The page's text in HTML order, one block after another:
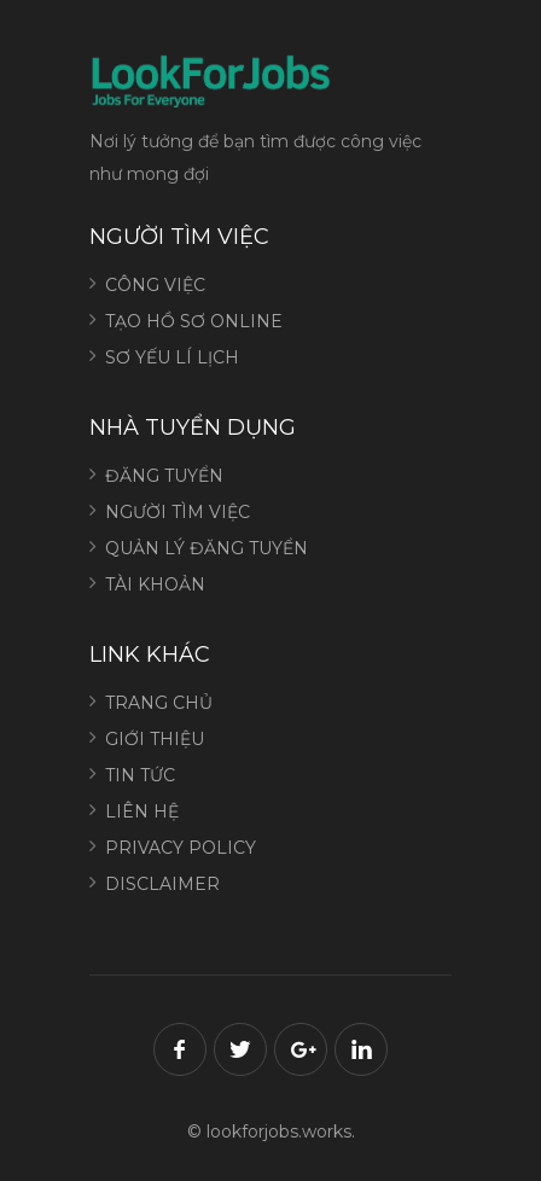
Nơi lý tưởng để bạn tìm được công việc
như mong đợi
NGƯỜI TÌM VIỆC
CÔNG VIỆC
TẠO HỒ SƠ ONLINE
SƠ YẾU LÍ LỊCH
NHÀ TUYỂN DỤNG
ĐĂNG TUYỂN
NGƯỜI TÌM VIỆC
QUẢN LÝ ĐĂNG TUYỂN
TÀI KHOẢN
LINK KHÁC
TRANG CHỦ
GIỚI THIỆU
TIN TỨC
LIÊN HỆ
PRIVACY POLICY
DISCLAIMER
© lookforjobs.works.